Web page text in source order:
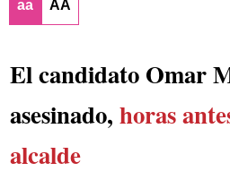
aa AA
El candidato Omar
asesinado, horas
alcalde